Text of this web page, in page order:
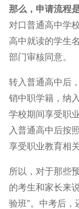
那么，申请流程
对口普通高中学
高中就读的学生
部门审核同意。
转入普通高中后
销中职学籍，纳
学校期间享受职
入普通高中后按
享受职业教育相
所以，对于那些
的考生和家长来
验班”。中考后，